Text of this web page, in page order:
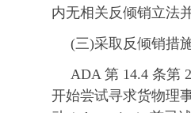
内无相关反倾销立法
(三)采取反倾销措
ADA 第 14.4 条第
开始尝试寻求货物理